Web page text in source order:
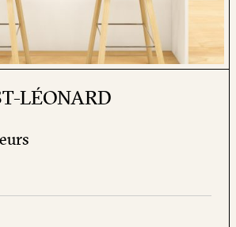
LÉONARD